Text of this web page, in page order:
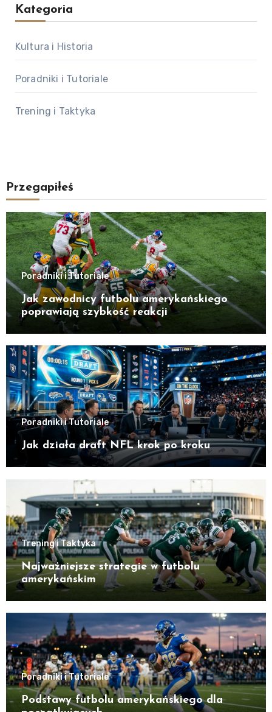
Kategoria
Kultura i Historia
Poradniki i Tutoriale
Trening i Taktyka
Przegapiłeś
Poradniki i Tutoriale
Jak zawodnicy futbolu amerykańskiego
poprawiają szybkość reakcji
Poradniki i Tutoriale
Jak działa draft NFL krok po kroku
Trening i Taktyka
Najważniejsze strategie w futbolu
amerykańskim
Poradniki i Tutoriale
Podstawy futbolu amerykańskiego dla